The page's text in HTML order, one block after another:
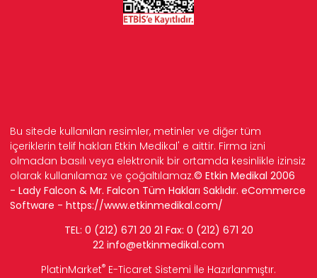
Bu sitede kullanılan resimler, metinler ve diğer tüm
içeriklerin telif hakları Etkin Medikal' e aittir. Firma izni
olmadan basılı veya elektronik bir ortamda kesinlikle izinsiz
olarak kullanılamaz ve çoğaltılamaz.© Etkin Medikal 2006
- Lady Falcon & Mr. Falcon Tüm Hakları Saklıdır. eCommerce
Software - https://www.etkinmedikal.com/
TEL: 0 (212) 671 20 21 Fax: 0 (212) 671 20
22 info@etkinmedikal.com
PlatinMarket® E-Ticaret Sistemi İle Hazırlanmıştır.